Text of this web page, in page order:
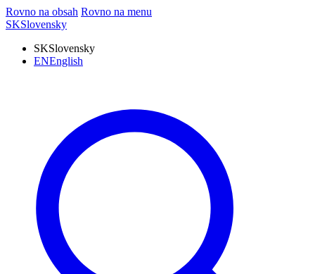
Rovno na obsah Rovno na menu
SKSlovensky
SKSlovensky
ENEnglish